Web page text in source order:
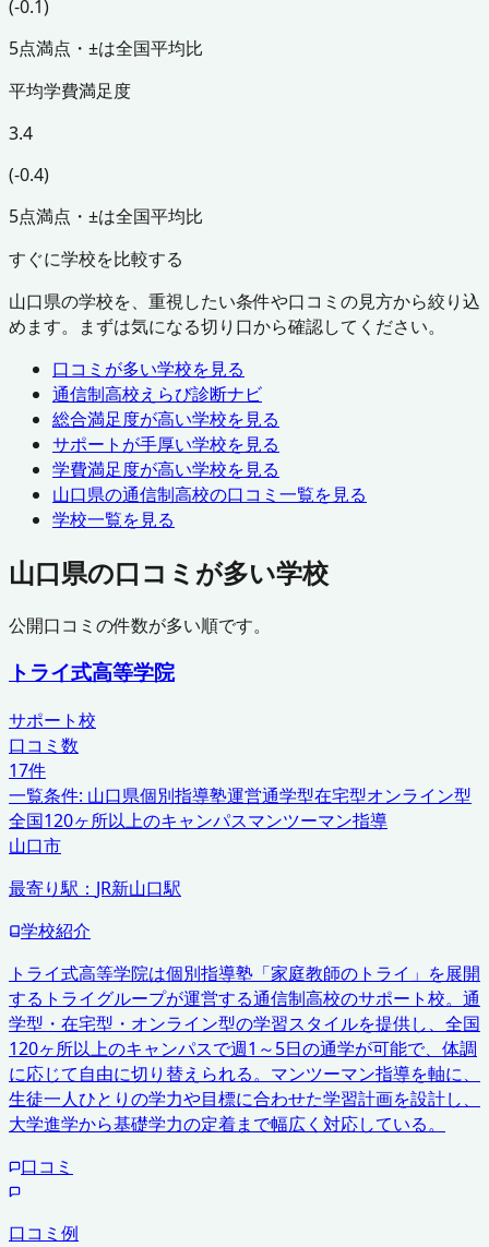
(-0.1)
5点満点・±は全国平均比
平均学費満足度
3.4
(-0.4)
5点満点・±は全国平均比
すぐに学校を比較する
山口県の学校を、重視したい条件や口コミの見方から絞り込
めます。まずは気になる切り口から確認してください。
口コミが多い学校を見る
通信制高校えらび診断ナビ
総合満足度が高い学校を見る
サポートが手厚い学校を見る
学費満足度が高い学校を見る
山口県の通信制高校の口コミ一覧を見る
学校一覧を見る
山口県の口コミが多い学校
公開口コミの件数が多い順です。
トライ式高等学院
サポート校
口コミ数
17件
一覧条件: 山口県個別指導塾運営通学型在宅型オンライン型
全国120ヶ所以上のキャンパスマンツーマン指導
山口市
最寄り駅： JR新山口駅
学校紹介
トライ式高等学院は個別指導塾「家庭教師のトライ」を展開
するトライグループが運営する通信制高校のサポート校。通
学型・在宅型・オンライン型の学習スタイルを提供し、全国
120ヶ所以上のキャンパスで週1～5日の通学が可能で、体調
に応じて自由に切り替えられる。マンツーマン指導を軸に、
生徒一人ひとりの学力や目標に合わせた学習計画を設計し、
大学進学から基礎学力の定着まで幅広く対応している。
口コミ
口コミ例